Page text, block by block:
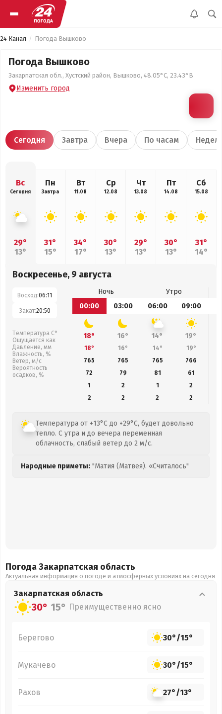
24 Канал Погода Вышково
Погода Вышково
Закарпатская обл., Хустский район, Вышково, 48.05°С, 23.43°В
Изменить город
Сегодня Завтра Вчера По часам
Вс
Сегодня
29°
13°
Пн
Завтра
31°
15°
Вт
11.08
34°
17°
Ср
12.08
30°
13°
Чт
13.08
29°
13°
Пт
14.08
30°
13°
Сб
15.08
31°
14°
Воскресенье, 9 августа
Восход:06:11
Закат:20:50
Температура С°
Ощущается как
Давление, мм
Влажность, %
Ветер, м/с
Вероятность
осадков, %
Ночь
Утро
00:00
03:00 06:00 09:00
18° 16° 14° 19°
18° 16° 14° 19°
765
765 765 766
72
79 81 61
1
2 1
2
2
2 2 2
Температура от +13°C до +29°C, будет довольно
тепло. С утра и до вечера переменная
облачность, слабый ветер до 2 м/с.
Народные приметы: "Матия (Матвея). «Считалось"
Погода Закарпатская область
Актуальная информация о погоде и атмосферных условиях на сегодня
Закарпатская область
30° 15° Преимущественно ясно
Берегово 30°/15°
Мукачево 30°/15°
Рахов 27°/13°